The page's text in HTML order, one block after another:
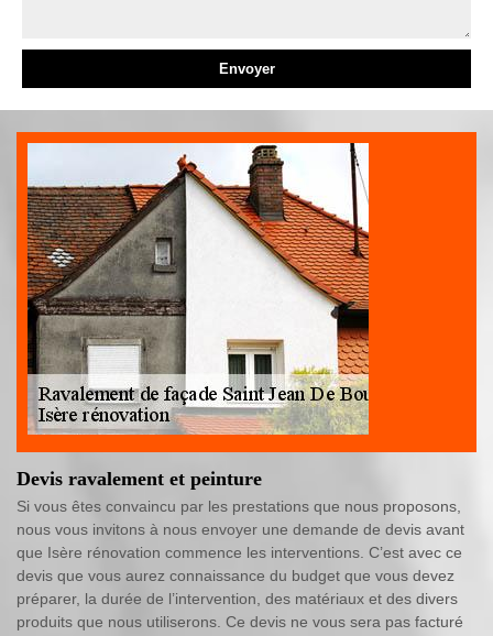
Devis ravalement et peinture
Si vous êtes convaincu par les prestations que nous proposons,
nous vous invitons à nous envoyer une demande de devis avant
que Isère rénovation commence les interventions. C’est avec ce
devis que vous aurez connaissance du budget que vous devez
préparer, la durée de l’intervention, des matériaux et des divers
produits que nous utiliserons. Ce devis ne vous sera pas facturé